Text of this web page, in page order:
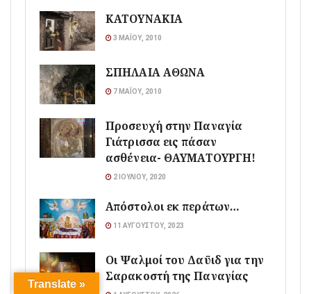
ΚΑΤΟΥΝΑΚΙΑ
3 ΜΑΪ́ΟΥ, 2010
ΣΠΗΛΑΙΑ ΑΘΩΝΑ
7 ΜΑΪ́ΟΥ, 2010
Προσευχή στην Παναγία
Γιάτρισσα εις πάσαν
ασθένεια- ΘΑΥΜΑΤΟΥΡΓΗ!
2 ΙΟΥΛΊΟΥ, 2020
Απόστολοι εκ περάτων…
11 ΑΥΓΟΎΣΤΟΥ, 2023
Οι Ψαλμοί του Δαϋιδ για την
Σαρακοστή της Παναγίας
Translate »